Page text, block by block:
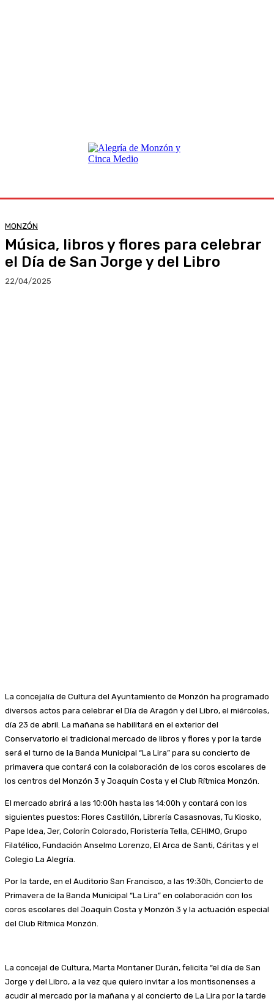
MONZÓN
Música, libros y flores para celebrar
el Día de San Jorge y del Libro
22/04/2025
La concejalía de Cultura del Ayuntamiento de Monzón ha programado
diversos actos para celebrar el Día de Aragón y del Libro, el miércoles,
día 23 de abril. La mañana se habilitará en el exterior del
Conservatorio el tradicional mercado de libros y flores y por la tarde
será el turno de la Banda Municipal “La Lira” para su concierto de
primavera que contará con la colaboración de los coros escolares de
los centros del Monzón 3 y Joaquín Costa y el Club Rítmica Monzón.
El mercado abrirá a las 10:00h hasta las 14:00h y contará con los
siguientes puestos: Flores Castillón, Librería Casasnovas, Tu Kiosko,
Pape Idea, Jer, Colorín Colorado, Floristería Tella, CEHIMO, Grupo
Filatélico, Fundación Anselmo Lorenzo, El Arca de Santi, Cáritas y el
Colegio La Alegría.
Por la tarde, en el Auditorio San Francisco, a las 19:30h, Concierto de
Primavera de la Banda Municipal “La Lira” en colaboración con los
coros escolares del Joaquín Costa y Monzón 3 y la actuación especial
del Club Rítmica Monzón.
La concejal de Cultura, Marta Montaner Durán, felicita “el día de San
Jorge y del Libro, a la vez que quiero invitar a los montisonenses a
acudir al mercado por la mañana y al concierto de La Lira por la tarde